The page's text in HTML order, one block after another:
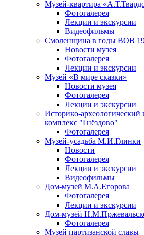
Музей-квартира
Фотогалерея
Лекции и экскурсии
Видеофильмы
Смоленщина в годы ВОВ
Новости музея
Фотогалерея
Лекции и экскурсии
Музей «В мире сказки»
Новости музея
Фотогалерея
Лекции и экскурсии
Историко-
комплекс "Гнёздово"
Фотогалерея
Музей-усадьба М.И.Глинки
Новости
Фотогалерея
Лекции и экскурсии
Видеофильмы
Дом-музей М.А.Егорова
Фотогалерея
Лекции и экскурсии
Дом-музей
Фотогалерея
Музей партизанской славы